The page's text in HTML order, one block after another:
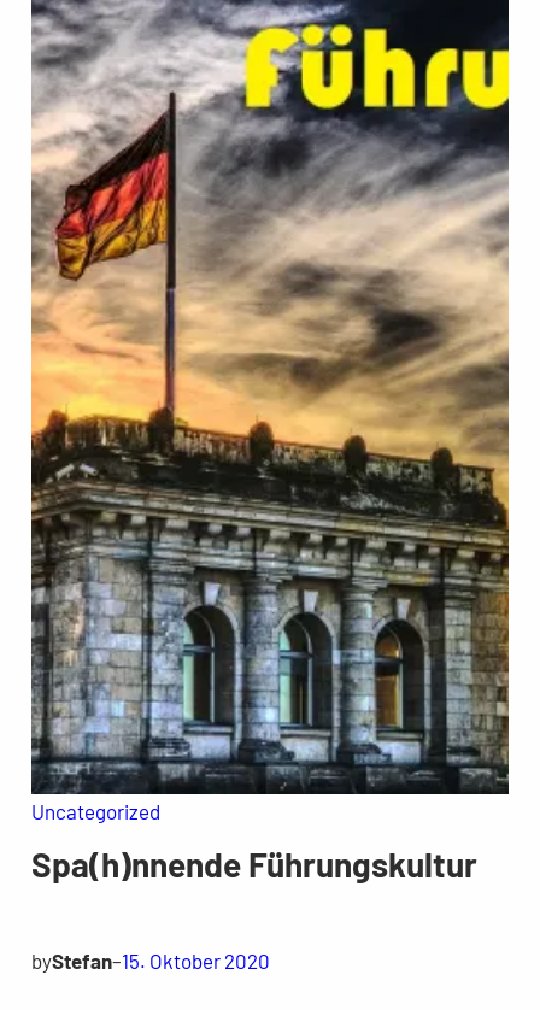
Uncategorized
Spa(h)nnende Führungskultur
byStefan–15. Oktober 2020